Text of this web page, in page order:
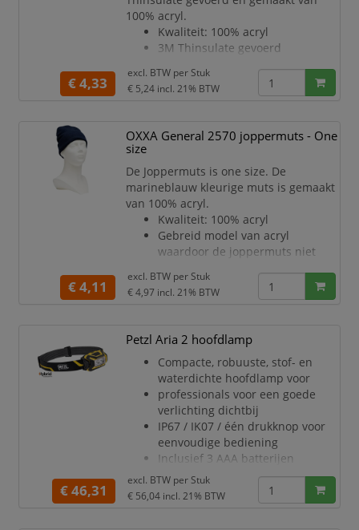
One size fits all maatvoering
Kleur: marineblauw
100% acryl.
Kwaliteit: 100% acryl
3M Thinsulate gevoerd
waardoor de commandomuts
niet kriebelt
Ideaal voor werk in bijvoorbeeld
koelcellen en andere koude
One size fits all maatvoering
Kleur: marineblauw
€ 4,33
excl. BTW per Stuk
€ 5,24 incl. 21% BTW
OXXA General 2570 joppermuts - One
size
De Joppermuts is one size. De
marineblauw kleurige muts is gemaakt
van 100% acryl.
Kwaliteit: 100% acryl
Gebreid model van acryl
waardoor de joppermuts niet
Voorzien van omslag
Ideaal voor werk in bijvoorbeeld
werkomstandigheden
One size fits all maatvoering
Kleur: marineblauw
€ 4,11
excl. BTW per Stuk
€ 4,97 incl. 21% BTW
Petzl Aria 2 hoofdlamp
Compacte, robuuste, stof- en
waterdichte hoofdlamp voor
professionals voor een goede
verlichting dichtbij
IP67 / IK07 / één drukknop voor
eenvoudige bediening
Inclusief 3 AAA batterijen
450 Lumen
Wanneer deze lamp op een helm
gemonteerd moet worden, is de
€ 46,31
excl. BTW per Stuk
€ 56,04 incl. 21% BTW